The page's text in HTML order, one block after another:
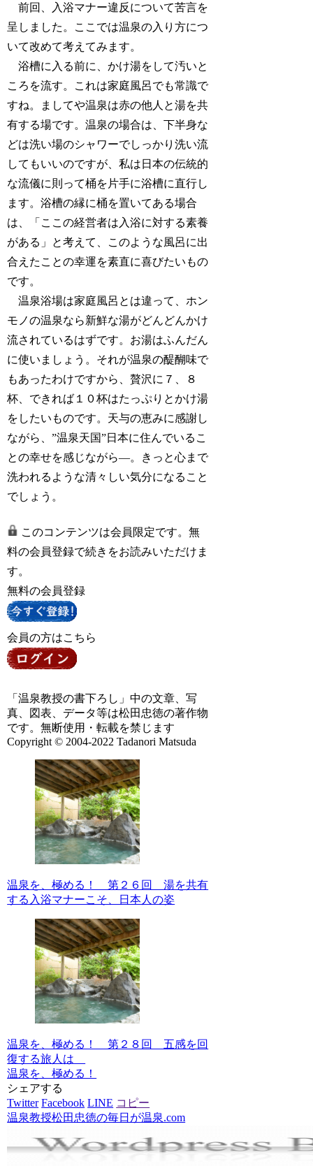
前回、入浴マナー違反について苦言を
呈しました。ここでは温泉の入り方につ
いて改めて考えてみます。
浴槽に入る前に、かけ湯をして汚いと
ころを流す。これは家庭風呂でも常識で
すね。ましてや温泉は赤の他人と湯を共
有する場です。温泉の場合は、下半身な
どは洗い場のシャワーでしっかり洗い流
してもいいのですが、私は日本の伝統的
な流儀に則って桶を片手に浴槽に直行し
ます。浴槽の縁に桶を置いてある場合
は、「ここの経営者は入浴に対する素養
がある」と考えて、このような風呂に出
合えたことの幸運を素直に喜びたいもの
です。
温泉浴場は家庭風呂とは違って、ホン
モノの温泉なら新鮮な湯がどんどんかけ
流されているはずです。お湯はふんだん
に使いましょう。それが温泉の醍醐味で
もあったわけですから、贅沢に７、８
杯、できれば１０杯はたっぷりとかけ湯
をしたいものです。天与の恵みに感謝し
ながら、”温泉天国”日本に住んでいるこ
との幸せを感じながら―。きっと心まで
洗われるような清々しい気分になること
でしょう。
このコンテンツは会員限定です。無
料の会員登録で続きをお読みいただけま
す。
無料の会員登録
会員の方はこちら
「温泉教授の書下ろし」中の文章、写
真、図表、データ等は松田忠徳の著作物
です。無断使用・転載を禁じます
Copyright © 2004-2022 Tadanori Matsuda
温泉を、極める！ 第２６回 湯を共有
する入浴マナーこそ、日本人の姿
温泉を、極める！ 第２８回 五感を回
復する旅人は
温泉を、極める！
シェアする
Twitter Facebook LINE コピー
温泉教授松田忠徳の毎日が温泉.com